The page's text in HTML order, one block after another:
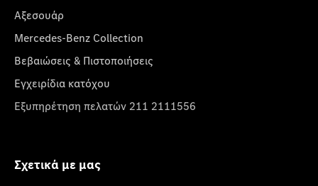
Αξεσουάρ
Mercedes-Benz Collection
Βεβαιώσεις & Πιστοποιήσεις
Εγχειρίδια κατόχου
Εξυπηρέτηση πελατών 211 2111556
Σχετικά με μας